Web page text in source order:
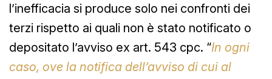
l’inefficacia si produce solo nei confronti dei
terzi rispetto ai quali non è stato notificato o
depositato l’avviso ex art. 543 cpc. “In ogni
caso, ove la notifica dell’avviso di cui al